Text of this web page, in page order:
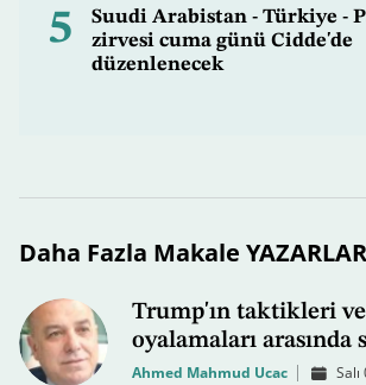
5
Suudi Arabistan - Türkiye -
zirvesi cuma günü Cidde'de
düzenlenecek
Daha Fazla Makale YAZARLAR
Trump'ın taktikleri
oyalamaları arasında
Ahmed Mahmud Ucac